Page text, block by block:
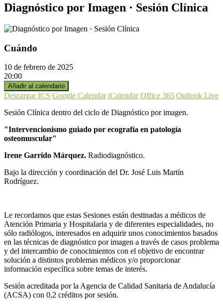
Diagnóstico por Imagen · Sesión Clínica
Cuándo
10 de febrero de 2025
20:00
Añadir al calendario
Descargar ICS Google Calendar iCalendar Office 365 Outlook Live
Sesión Clínica dentro del ciclo de Diagnóstico por imagen.
"Intervencionismo guiado por ecografía en patología
osteomuscular"
Irene Garrido Márquez. Radiodiagnóstico.
Bajo la dirección y coordinación del Dr. José Luis Martín
Rodríguez.
Le recordamos que estas Sesiones están destinadas a médicos de
Atención Primaria y Hospitalaria y de diferentes especialidades, no
sólo radiólogos, interesados en adquirir unos conocimientos basados
en las técnicas de diagnóstico por imagen a través de casos problema
y del intercambio de conocimientos con el objetivo de encontrar
solución a distintos problemas médicos y/o proporcionar
información específica sobre temas de interés.
Sesión acreditada por la Agencia de Calidad Sanitaria de Andalucía
(ACSA) con 0,2 créditos por sesión.